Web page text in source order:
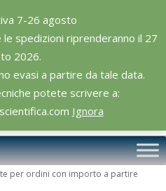
7-26 agosto
le spedizioni riprenderanno il 27
2026.
evasi a partire da tale data.
potete scrivere a:
Ignora
per ordini con importo a partire